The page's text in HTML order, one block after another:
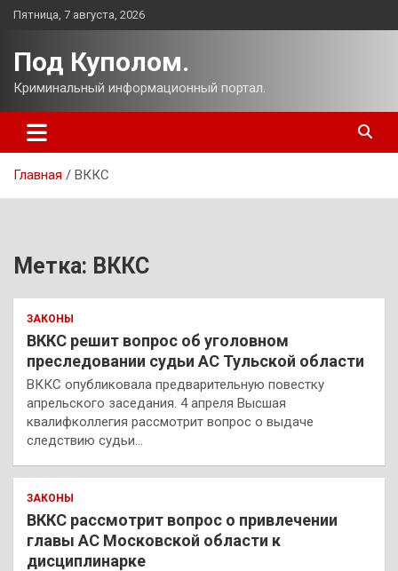
Перейти
Пятница, 7 августа, 2026
Под Куполом.
Криминальный информационный портал.
Главная ВККС
Метка: ВККС
ЗАКОНЫ
ВККС решит вопрос об уголовном
преследовании судьи АС Тульской области
ВККС опубликовала предварительную повестку
апрельского заседания. 4 апреля Высшая
квалифколлегия рассмотрит вопрос о выдаче
следствию судьи…
ЗАКОНЫ
ВККС рассмотрит вопрос о привлечении
главы АС Московской области к
дисциплинарке